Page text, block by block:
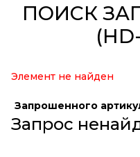
ПОИСК
Элемент не найден
Запрошенного
Запрос